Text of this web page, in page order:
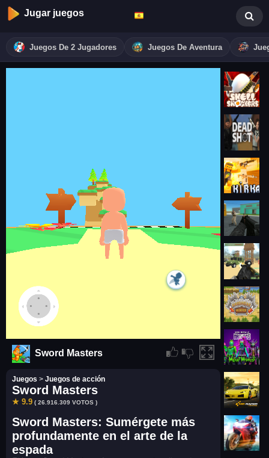
Jugar juegos
Juegos De 2 Jugadores Juegos De Aventura
Sword Masters
Juegos > Juegos de acción
Sword Masters
★ 9.9 ( 26.916.309 VOTOS )
Sword Masters: Sumérgete más
profundamente en el arte de la
espada